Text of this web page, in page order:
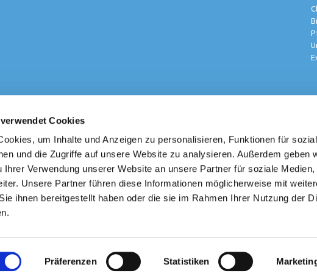
Cookies
um Inhalte und Anzeigen zu personalisieren, Funktionen für
und die Zugriffe auf unsere Website zu analysieren. Außerdem geben
Ihrer Verwendung unserer Website an unsere Partner für soziale Medien,
Unsere Partner führen diese Informationen möglicherweise mit
ihnen bereitgestellt haben oder die sie im Rahmen Ihrer Nutzung der
Präferenzen Statistiken
Katholische Kirchengemeinde / Pfarrei St. Johannes der Täufer
Am Kiesteich 50, 13589 Berlin
030 – 373 22 16
info@st-johannes-spandau.de
Kontakt|Impressum |Datenschutzhinweise|Erzbistum Berlin